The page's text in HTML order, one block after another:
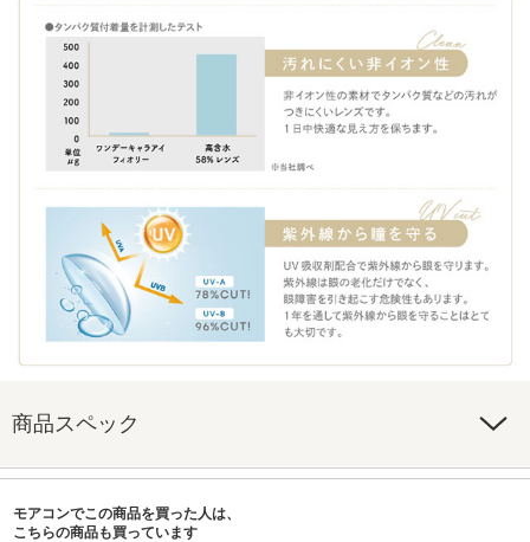
商品スペック
モアコンでこの商品を買った人は、
こちらの商品も買っています